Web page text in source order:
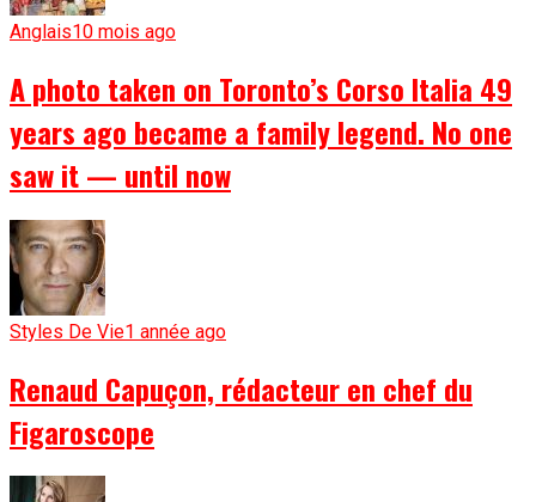
Anglais10 mois ago
A photo taken on Toronto’s Corso Italia 49
years ago became a family legend. No one
saw it — until now
Styles De Vie1 année ago
Renaud Capuçon, rédacteur en chef du
Figaroscope